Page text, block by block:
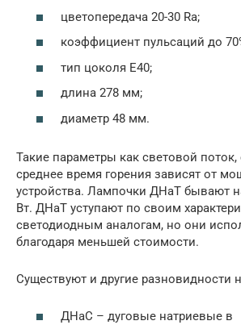
цветопередача 20-30 Ra;
коэффициент пульсаций до
тип цоколя Е40;
длина 278 мм;
диаметр 48 мм.
Такие параметры как световой поток,
среднее время горения зависят от
устройства. Лампочки ДНаТ бывают
Вт. ДНаТ уступают по своим
светодиодным аналогам, но они
благодаря меньшей стоимости.
Существуют и другие разновидности
ДНаС – дуговые натриевые в